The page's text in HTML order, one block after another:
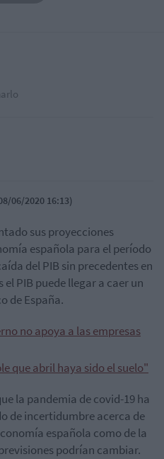
06/2020 16:13)
sus proyecciones
española para el período
del PIB sin precedentes en
PIB puede llegar a caer un
de España.
no apoya a las empresas
que abril haya sido el suelo"
la pandemia de covid-19 ha
de incertidumbre acerca de
española como de la
podrían cambiar.